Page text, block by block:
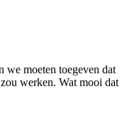
we moeten toegeven dat
werken. Wat mooi dat